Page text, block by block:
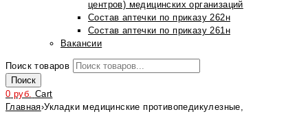
центров) медицинских организаций
Состав аптечки по приказу 262н
Состав аптечки по приказу 261н
Вакансии
Поиск товаров
Поиск
0 руб. Cart
Главная›Укладки медицинские противопедикулезные,